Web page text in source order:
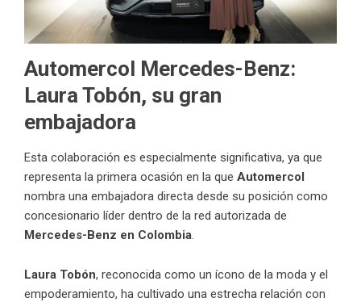
Automercol Mercedes-Benz:
Laura Tobón, su gran
embajadora
Esta colaboración es especialmente significativa, ya que
representa la primera ocasión en la que Automercol
nombra una embajadora directa desde su posición como
concesionario líder dentro de la red autorizada de
Mercedes-Benz en Colombia
Laura Tobón, reconocida como un ícono de la moda y el
empoderamiento, ha cultivado una estrecha relación con